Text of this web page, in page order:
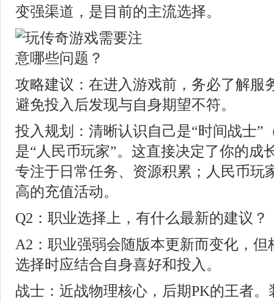
变强渠道，是目前的主流选择。
攻略建议：在进入游戏前，务必了解服
避免投入后发现与自身期望不符。
投入规划：清晰认识自己是“时间战士”
是“人民币玩家”。这直接决定了你的成
专注于日常任务、资源积累；人民币玩
高的充值活动。
Q2：职业选择上，有什么最新的建议？
A2：职业强弱会随版本更新而变化，
选择时应结合自身喜好和投入。
战士：近战物理核心，后期PK的王者